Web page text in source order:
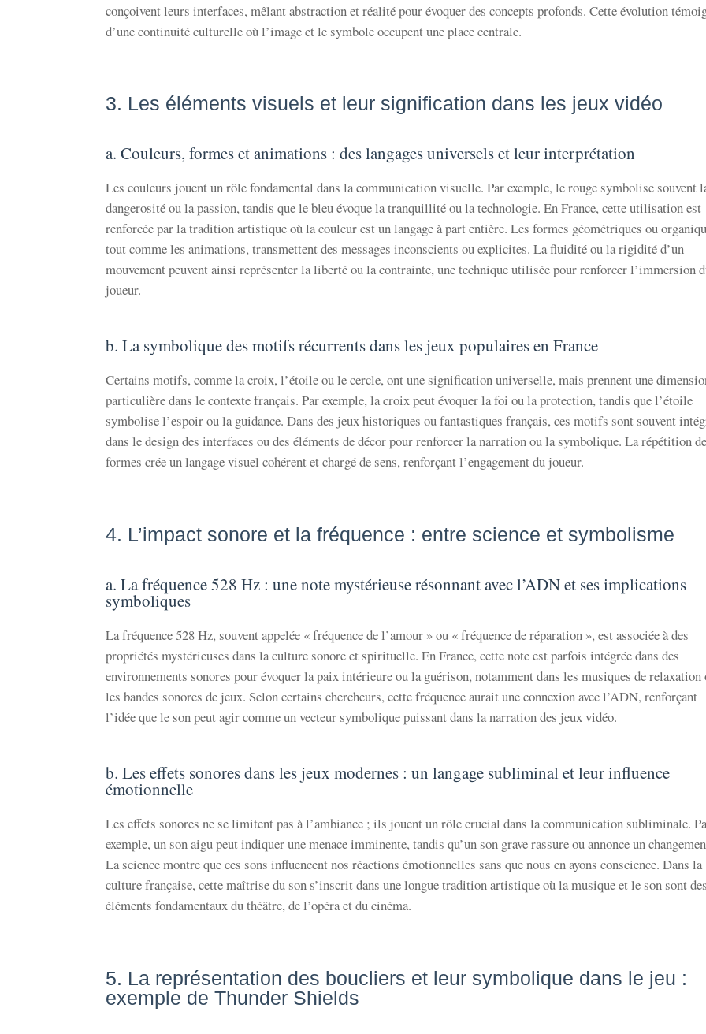
conçoivent leurs interfaces, mêlant abstraction et réalité pour évoquer des concepts profonds. Cette évolution
d’une continuité culturelle où l’image et le symbole occupent une place centrale.
3. Les éléments visuels et leur signification dans les jeux vidéo
a. Couleurs, formes et animations : des langages universels et leur interprétation
Les couleurs jouent un rôle fondamental dans la communication visuelle. Par exemple, le rouge symbolise souvent
dangerosité ou la passion, tandis que le bleu évoque la tranquillité ou la technologie. En France, cette utilisation est
renforcée par la tradition artistique où la couleur est un langage à part entière. Les formes géométriques ou
tout comme les animations, transmettent des messages inconscients ou explicites. La fluidité ou la rigidité d’un
mouvement peuvent ainsi représenter la liberté ou la contrainte, une technique utilisée pour renforcer l’immersion
joueur.
b. La symbolique des motifs récurrents dans les jeux populaires en France
Certains motifs, comme la croix, l’étoile ou le cercle, ont une signification universelle, mais prennent une
particulière dans le contexte français. Par exemple, la croix peut évoquer la foi ou la protection, tandis que l’étoile
symbolise l’espoir ou la guidance. Dans des jeux historiques ou fantastiques français, ces motifs sont souvent
dans le design des interfaces ou des éléments de décor pour renforcer la narration ou la symbolique. La répétition
formes crée un langage visuel cohérent et chargé de sens, renforçant l’engagement du joueur.
4. L’impact sonore et la fréquence : entre science et symbolisme
a. La fréquence 528 Hz : une note mystérieuse résonnant avec l’ADN et ses implications
symboliques
La fréquence 528 Hz, souvent appelée « fréquence de l’amour » ou « fréquence de réparation », est associée à des
propriétés mystérieuses dans la culture sonore et spirituelle. En France, cette note est parfois intégrée dans des
environnements sonores pour évoquer la paix intérieure ou la guérison, notamment dans les musiques de relaxation
les bandes sonores de jeux. Selon certains chercheurs, cette fréquence aurait une connexion avec l’ADN, renforçant
l’idée que le son peut agir comme un vecteur symbolique puissant dans la narration des jeux vidéo.
b. Les effets sonores dans les jeux modernes : un langage subliminal et leur influence
émotionnelle
Les effets sonores ne se limitent pas à l’ambiance ; ils jouent un rôle crucial dans la communication subliminale.
exemple, un son aigu peut indiquer une menace imminente, tandis qu’un son grave rassure ou annonce un
La science montre que ces sons influencent nos réactions émotionnelles sans que nous en ayons conscience. Dans la
culture française, cette maîtrise du son s’inscrit dans une longue tradition artistique où la musique et le son sont des
éléments fondamentaux du théâtre, de l’opéra et du cinéma.
5. La représentation des boucliers et leur symbolique dans le jeu :
exemple de Thunder Shields